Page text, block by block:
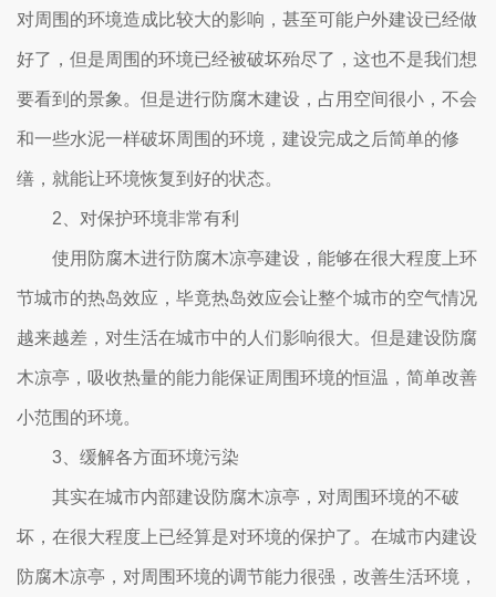
对周围的环境造成比较大的影响，甚至可能户外建设已经做
好了，但是周围的环境已经被破坏殆尽了，这也不是我们想
要看到的景象。但是进行防腐木建设，占用空间很小，不会
和一些水泥一样破坏周围的环境，建设完成之后简单的修
缮，就能让环境恢复到好的状态。
2、对保护环境非常有利
使用防腐木进行防腐木凉亭建设，能够在很大程度上环
节城市的热岛效应，毕竟热岛效应会让整个城市的空气情况
越来越差，对生活在城市中的人们影响很大。但是建设防腐
木凉亭，吸收热量的能力能保证周围环境的恒温，简单改善
小范围的环境。
3、缓解各方面环境污染
其实在城市内部建设防腐木凉亭，对周围环境的不破
坏，在很大程度上已经算是对环境的保护了。在城市内建设
防腐木凉亭，对周围环境的调节能力很强，改善生活环境，